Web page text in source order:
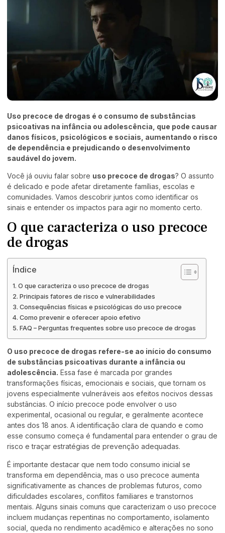
Uso precoce de drogas é o consumo de substâncias
psicoativas na infância ou adolescência, que pode causar
danos físicos, psicológicos e sociais, aumentando o risco
de dependência e prejudicando o desenvolvimento
saudável do jovem.
Você já ouviu falar sobre uso precoce de drogas? O assunto
é delicado e pode afetar diretamente famílias, escolas e
comunidades. Vamos descobrir juntos como identificar os
sinais e entender os impactos para agir no momento certo.
O que caracteriza o uso precoce
de drogas
Índice
O que caracteriza o uso precoce de drogas
Principais fatores de risco e vulnerabilidades
Consequências físicas e psicológicas do uso precoce
Como prevenir e oferecer apoio efetivo
FAQ – Perguntas frequentes sobre uso precoce de drogas
O uso precoce de drogas refere-se ao início do consumo
de substâncias psicoativas durante a infância ou
adolescência. Essa fase é marcada por grandes
transformações físicas, emocionais e sociais, que tornam os
jovens especialmente vulneráveis aos efeitos nocivos dessas
substâncias. O início precoce pode envolver o uso
experimental, ocasional ou regular, e geralmente acontece
antes dos 18 anos. A identificação clara de quando e como
esse consumo começa é fundamental para entender o grau de
risco e traçar estratégias de prevenção adequadas.
É importante destacar que nem todo consumo inicial se
transforma em dependência, mas o uso precoce aumenta
significativamente as chances de problemas futuros, como
dificuldades escolares, conflitos familiares e transtornos
mentais. Alguns sinais comuns que caracterizam o uso precoce
incluem mudanças repentinas no comportamento, isolamento
social, queda no rendimento acadêmico e alterações no sono